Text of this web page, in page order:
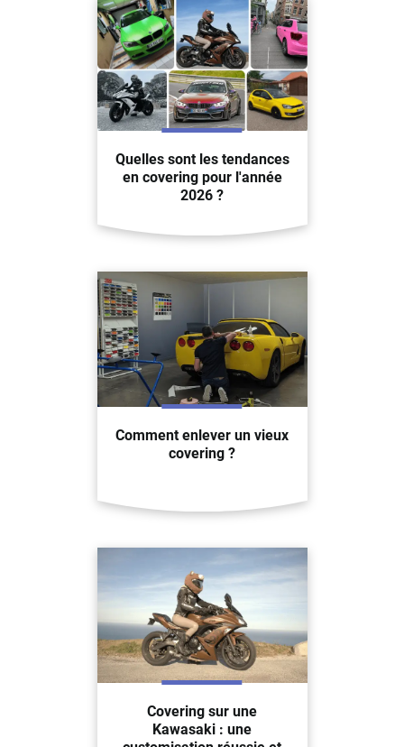
Quelles sont les tendances
en covering pour l'année
2026 ?
Comment enlever un vieux
covering ?
Covering sur une
Kawasaki : une